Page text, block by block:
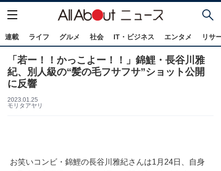
連載 ライフ グルメ 社会 IT・ビジネス エンタメ リサ
「若ー！！かっこよー！！」錦鯉・長谷川雅
紀、別人級の“髪の毛フサフサ”ショット公開
に反響
2023.01.25
モリタアヤリ
お笑いコンビ・錦鯉の長谷川雅紀さんは1月24日、自身